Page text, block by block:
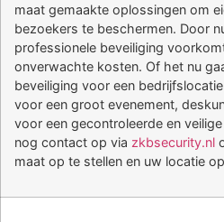
maat gemaakte oplossingen om
bezoekers te beschermen. Door
professionele beveiliging
onverwachte kosten. Of het nu
beveiliging voor een
voor een groot evenement,
voor een gecontroleerde en
nog contact op via zkbsecurity.nl
maat op te stellen en uw locatie